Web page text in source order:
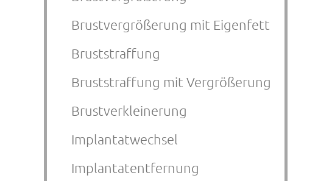
Brustvergrößerung mit Eigenfett
Bruststraffung
Bruststraffung mit Vergrößerung
Brustverkleinerung
Implantatwechsel
Implantatentfernung